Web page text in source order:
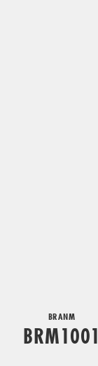
BRANM
BRM1001